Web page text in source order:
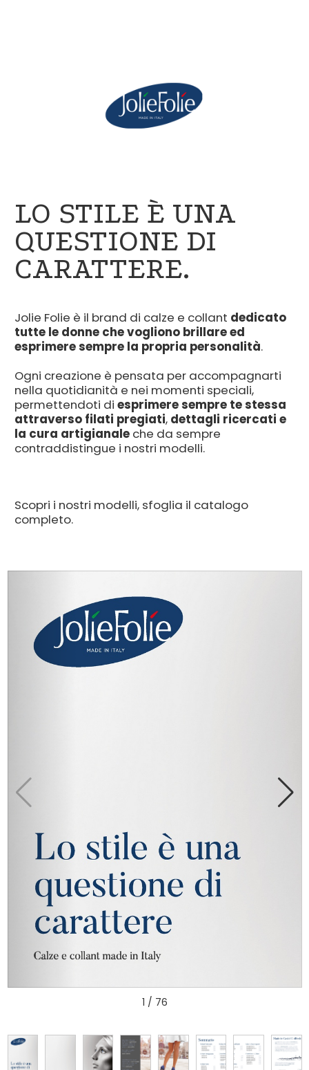
LO STILE È UNA
QUESTIONE DI
CARATTERE.
Jolie Folie è il brand di calze e collant dedicato
tutte le donne che vogliono brillare ed
esprimere sempre la propria personalità.
Ogni creazione è pensata per accompagnarti
nella quotidianità e nei momenti speciali,
permettendoti di esprimere sempre te stessa
attraverso filati pregiati, dettagli ricercati e
la cura artigianale che da sempre
contraddistingue i nostri modelli.
Scopri i nostri modelli, sfoglia il catalogo
completo.
1 / 76